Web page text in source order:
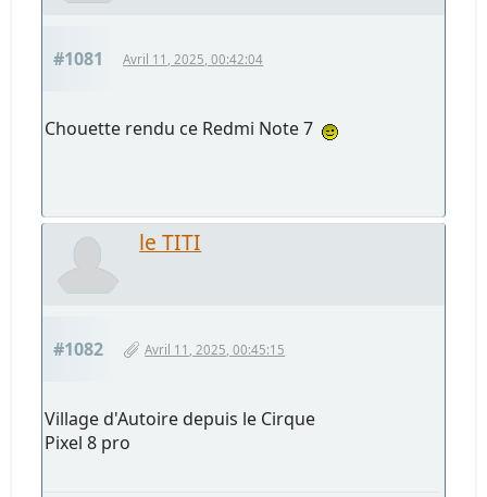
#1081 Avril 11, 2025, 00:42:04
Chouette rendu ce Redmi Note 7
le TITI
#1082 Avril 11, 2025, 00:45:15
Village d'Autoire depuis le Cirque
Pixel 8 pro